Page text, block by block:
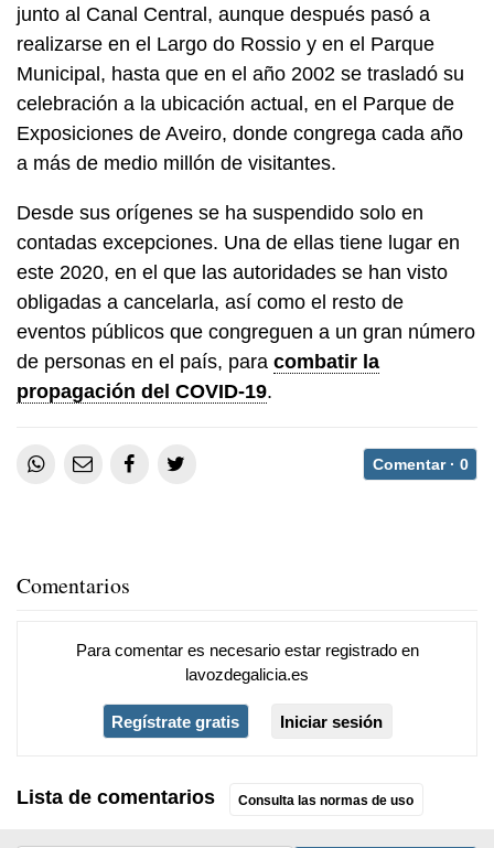
junto al Canal Central, aunque después pasó a
realizarse en el Largo do Rossio y en el Parque
Municipal, hasta que en el año 2002 se trasladó su
celebración a la ubicación actual, en el Parque de
Exposiciones de Aveiro, donde congrega cada año
a más de medio millón de visitantes.
Desde sus orígenes se ha suspendido solo en
contadas excepciones. Una de ellas tiene lugar en
este 2020, en el que las autoridades se han visto
obligadas a cancelarla, así como el resto de
eventos públicos que congreguen a un gran número
de personas en el país, para combatir la
propagación del COVID-19.
Comentar · 0
Comentarios
Para comentar es necesario estar registradoen
lavozdegalicia.es
Regístrate gratis Iniciar sesión
Lista de comentarios Consulta las normas de uso